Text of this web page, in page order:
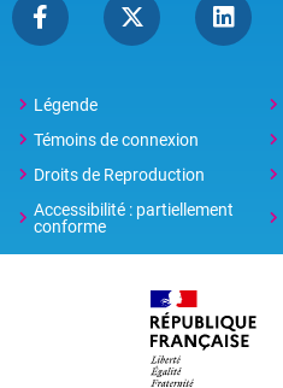
Légende
Témoins de connexion
Droits de Reproduction
Accessibilité : partiellement
conforme